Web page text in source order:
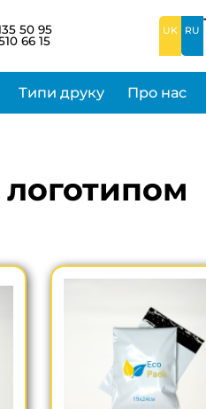
50 95
66 15
UK RU
Типи друку Про нас
логотипом